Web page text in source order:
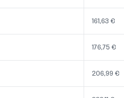
161,63 €
176,75 €
206,99 €